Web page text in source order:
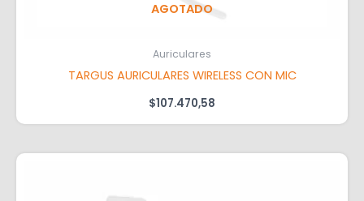
AGOTADO
Auriculares
TARGUS AURICULARES WIRELESS CON MIC
$107.470,58